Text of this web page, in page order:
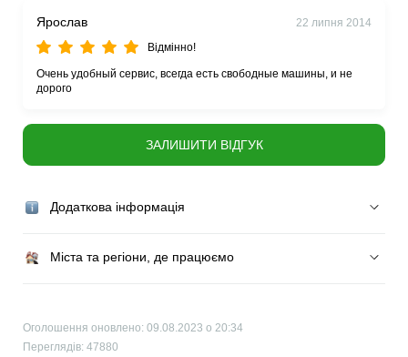
Ярослав
22 липня 2014
Відмінно!
Очень удобный сервис, всегда есть свободные машины, и не
дорого
ЗАЛИШИТИ ВІДГУК
Додаткова інформація
Міста та регіони, де працюємо
Оголошення оновлено: 09.08.2023 о 20:34
Переглядів: 47880